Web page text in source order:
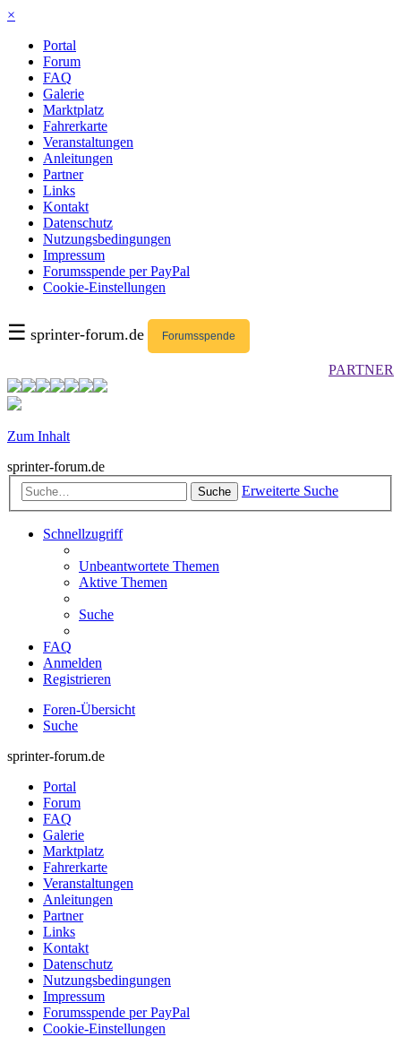
×
Portal
Forum
FAQ
Galerie
Marktplatz
Fahrerkarte
Veranstaltungen
Anleitungen
Partner
Links
Kontakt
Datenschutz
Nutzungsbedingungen
Impressum
Forumsspende per PayPal
Cookie-Einstellungen
☰ sprinter-forum.de Forumsspende
PARTNER
Zum Inhalt
sprinter-forum.de
Suche Erweiterte Suche
Schnellzugriff
Unbeantwortete Themen
Aktive Themen
Suche
FAQ
Anmelden
Registrieren
Foren-Übersicht
Suche
sprinter-forum.de
Portal
Forum
FAQ
Galerie
Marktplatz
Fahrerkarte
Veranstaltungen
Anleitungen
Partner
Links
Kontakt
Datenschutz
Nutzungsbedingungen
Impressum
Forumsspende per PayPal
Cookie-Einstellungen